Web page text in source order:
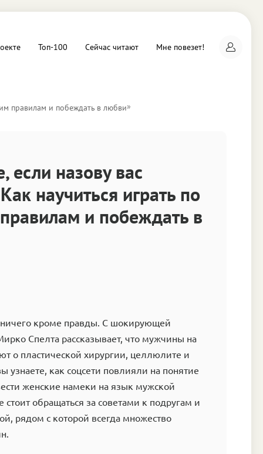
Топ-100 Сейчас читают Мне повезет!
правилам и побеждать в любви»
если назову вас
научиться играть по
и побеждать в
ничего кроме правды. С шокирующей
Спелта рассказывает, что мужчины на
о пластической хирургии, целлюлите и
узнаете, как соцсети повлияли на понятие
женские намеки на язык мужской
стоит обращаться за советами к подругам и
рядом с которой всегда множество